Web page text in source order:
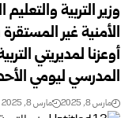
وزير التربية
الأمنية غير
أوعزنا لمديريتي
المدرسي ليومي
مارس 8, 2025 مارس 8, 2025